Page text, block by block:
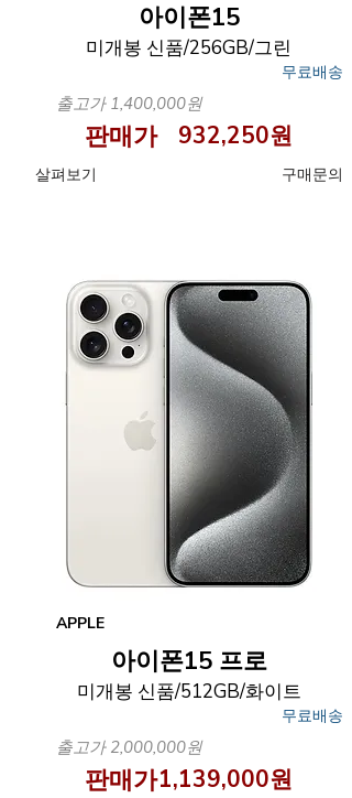
아이폰15
미개봉 신품/256GB/그린
무료배송
출고가 1,400,000원
판매가 932,250원
​살펴보기 구매문의
APPLE
아이폰15 프로
미개봉 신품/512GB/화이트
무료배송
출고가 2,000,000원
판매가1,139,000원